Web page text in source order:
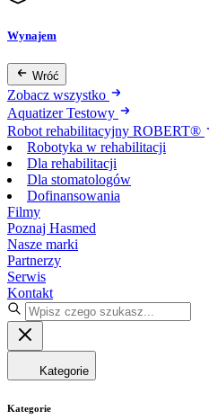
Wynajem
Wróć
Zobacz wszystko
Aquatizer Testowy
Robot rehabilitacyjny ROBERT®
Robotyka w rehabilitacji
Dla rehabilitacji
Dla stomatologów
Dofinansowania
Filmy
Poznaj Hasmed
Nasze marki
Partnerzy
Serwis
Kontakt
Kategorie
Kategorie